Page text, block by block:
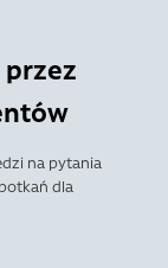
na pytania
dla